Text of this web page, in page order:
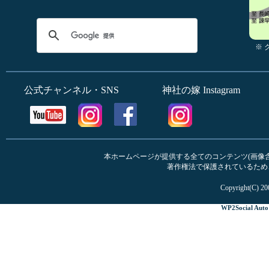
※
公式チャンネル・SNS 神社の嫁 Instagram
本ホームページが提供する全てのコンテンツ(画
著作権法で保護されているた
Copyright(C)
WP2Social